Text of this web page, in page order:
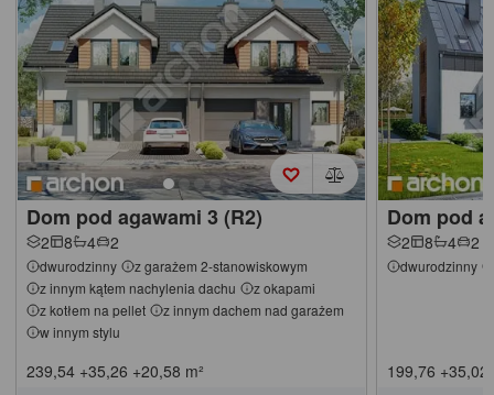
Dom pod agawami 3 (R2)
2 8 4 2
dwurodzinny
z garażem 2-stanowiskowym
z innym kątem nachylenia dachu
z okapami
z kotłem na pellet
z innym dachem nad garażem
w innym stylu
239,54 +35,26 +20,58 m²
Dom pod
2 8 4 2
dwurodzinny
199,76 +35,02